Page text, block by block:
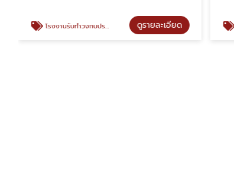
โรงงานรับทำวงกบประตูหน้าต่างใกล้ฉัน นนทบุรี ดูรายละเอียด